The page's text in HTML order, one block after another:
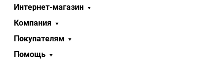
Интернет-магазин
Компания
Покупателям
Помощь